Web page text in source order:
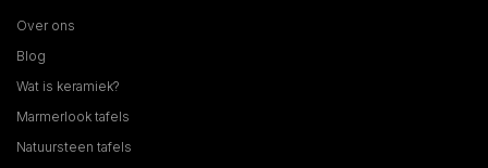
Over ons
Blog
Wat is keramiek?
Marmerlook tafels
Natuursteen tafels